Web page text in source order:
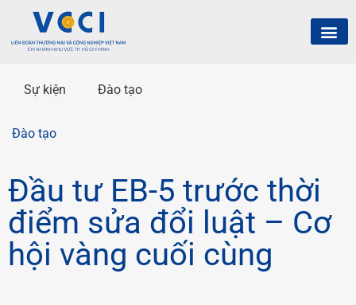
Sự kiện Đào tạo
Đào tạo
Đầu tư EB-5 trước thời
điểm sửa đổi luật – Cơ
hội vàng cuối cùng